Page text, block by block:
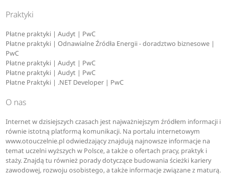
Praktyki
Płatne praktyki | Audyt | PwC
Płatne praktyki | Odnawialne Źródła Energii - doradztwo biznesowe |
PwC
Płatne praktyki | Audyt | PwC
Płatne praktyki | Audyt | PwC
Płatne Praktyki | .NET Developer | PwC
O nas
Internet w dzisiejszych czasach jest najważniejszym źródłem informacji i
równie istotną platformą komunikacji. Na portalu internetowym
www.otouczelnie.pl odwiedzający znajdują najnowsze informacje na
temat uczelni wyższych w Polsce, a także o ofertach pracy, praktyk i
staży. Znajdą tu również porady dotyczące budowania ścieżki kariery
zawodowej, rozwoju osobistego, a także informacje związane z maturą.